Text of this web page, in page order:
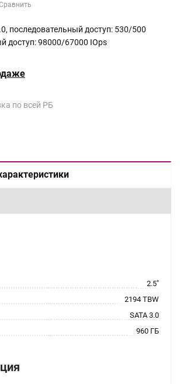
последовательный доступ: 530/500
доступ: 98000/67000 IOps
по всей РБ
2.5"
2194 TBW
SATA 3.0
960 ГБ